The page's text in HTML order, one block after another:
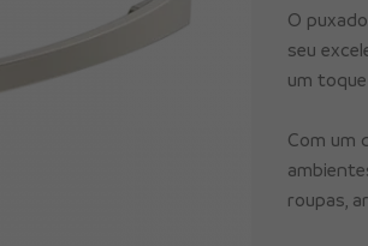
O
seu
um
Com um
roupas,